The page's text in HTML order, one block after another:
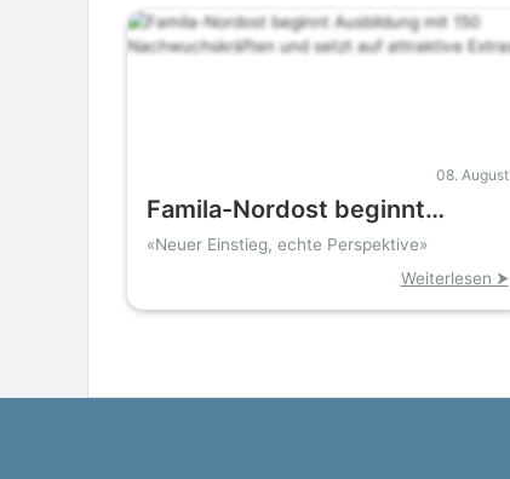
08. August
Famila-Nordost beginnt
Ausbildung mit 150
Nachwuchskräften und setzt
auf attraktive Extras
«Neuer Einstieg, echte Perspektive»
Weiterlesen ⮞